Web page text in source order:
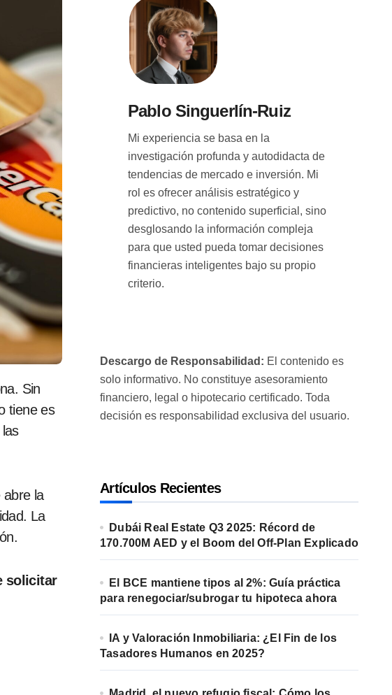
tiene es
abre la
La
solicitar
Pablo Singuerlín-Ruiz
Mi experiencia se basa en la
investigación profunda y autodidacta de
tendencias de mercado e inversión. Mi
rol es ofrecer análisis estratégico y
predictivo, no contenido superficial, sino
desglosando la información compleja
para que usted pueda tomar decisiones
financieras inteligentes bajo su propio
criterio.
Descargo de Responsabilidad: El contenido es
solo informativo. No constituye asesoramiento
financiero, legal o hipotecario certificado. Toda
decisión es responsabilidad exclusiva del usuario.
Artículos Recientes
Dubái Real Estate Q3 2025: Récord de
170.700M AED y el Boom del Off-Plan Explicado
El BCE mantiene tipos al 2%: Guía práctica
para renegociar/subrogar tu hipoteca ahora
IA y Valoración Inmobiliaria: ¿El Fin de los
Tasadores Humanos en 2025?